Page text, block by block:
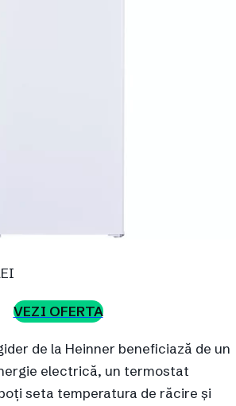
VEZI OFERTA
de la Heinner beneficiază de un
electrică, un termostat
seta temperatura de răcire și